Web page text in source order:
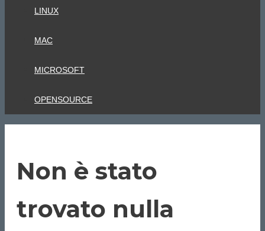
LINUX
MAC
MICROSOFT
OPENSOURCE
Non è stato
trovato nulla